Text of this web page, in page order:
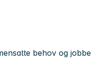
behov og